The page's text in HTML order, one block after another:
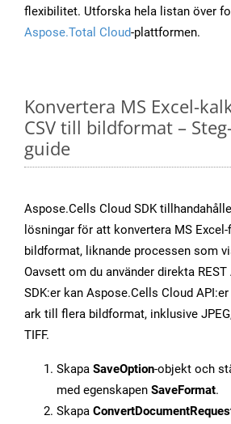
flexibilitet. Utforska hela listan över
Aspose.Total Cloud-plattformen.
Konvertera MS Excel-
CSV till bildformat –
guide
Aspose.Cells Cloud SDK
lösningar för att konvertera MS
bildformat, liknande processen som
Oavsett om du använder direkta
SDK:er kan Aspose.Cells Cloud
ark till flera bildformat, inklusive JPEG,
TIFF.
Skapa SaveOption-objekt och
med egenskapen SaveFormat.
Skapa